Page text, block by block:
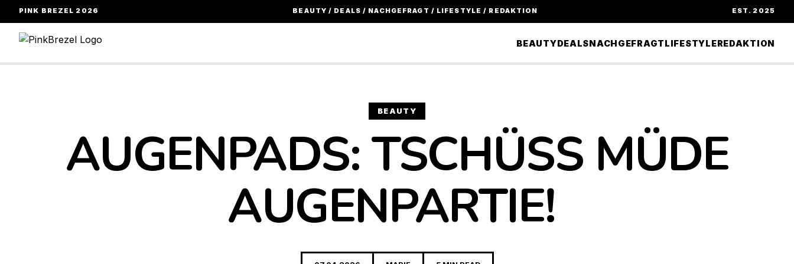
PINK BREZEL 2026 BEAUTY / DEALS / NACHGEFRAGT / LIFESTYLE / REDAKTION EST. 2025
BEAUTYDEALSNACHGEFRAGTLIFESTYLEREDAKTION
BEAUTY
AUGENPADS: TSCHÜSS MÜDE
AUGENPARTIE!